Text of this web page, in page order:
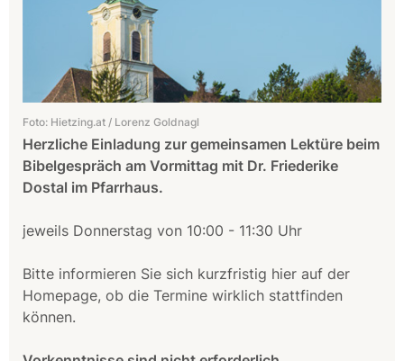
Foto: Hietzing.at / Lorenz Goldnagl
Herzliche Einladung zur gemeinsamen Lektüre beim
Bibelgespräch am Vormittag mit Dr. Friederike
Dostal im Pfarrhaus.
jeweils Donnerstag von 10:00 - 11:30 Uhr
Bitte informieren Sie sich kurzfristig hier auf der
Homepage, ob die Termine wirklich stattfinden
können.